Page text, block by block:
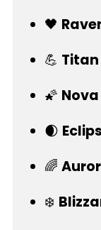
🖤
💪 Titan
🌠 Nova
🌒
🌈
❄️